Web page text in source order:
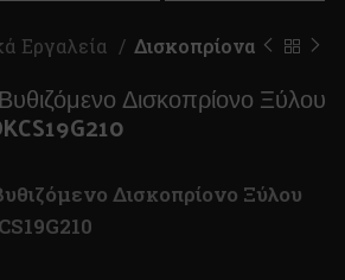
Εργαλεία Δισκοπρίονα
Δισκοπρίονο Ξύλου
Δισκοπρίονο Ξύλου